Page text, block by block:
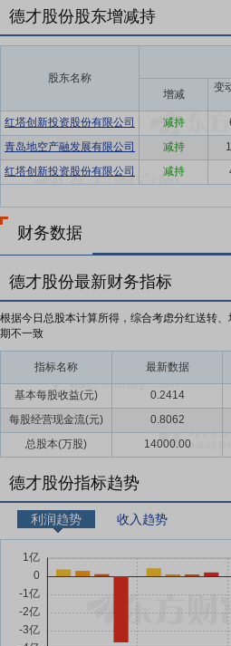
德才股份股东增减持
股东名称
增减
变
红塔创新投资股份有限公司
减持
青岛地空产融发展有限公司
减持
红塔创新投资股份有限公司
减持
财务数据
德才股份最新财务指标
根据今日总股本计算所得，综合考虑分红送转
期不一致
指标名称 最新数据
基本每股收益(元) 0.2414
每股经营现金流(元)
0.8062
总股本(万股)
14000.00
德才股份指标趋势
利润趋势 收入趋势